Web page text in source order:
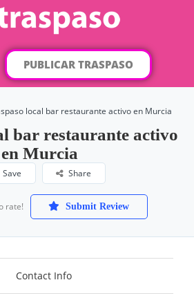
PUBLICAR TRASPASO
local bar restaurante activo en Murcia
bar restaurante activo
en Murcia
Save Share
rate! Submit Review
Contact Info